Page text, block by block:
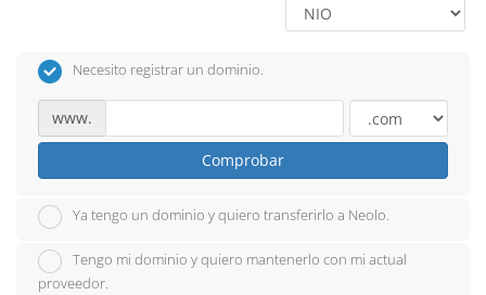
Necesito registrar un dominio.
www.
Comprobar
Ya tengo un dominio y quiero transferirlo a Neolo.
Tengo mi dominio y quiero mantenerlo con mi actual
proveedor.